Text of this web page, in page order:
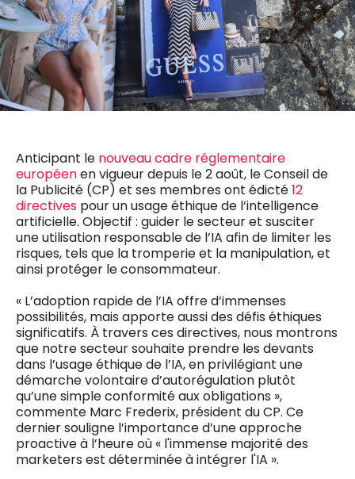
Anticipant le nouveau cadre réglementaire
européenen vigueur depuis le 2 août, le Conseil de
la Publicité (CP) et ses membres ont édicté12
directives pour un usage éthique de l’intelligence
artificielle. Objectif : guider le secteur et susciter
une utilisation responsable de l’IA afin de limiter les
risques, tels que la tromperie et la manipulation, et
ainsi protéger le consommateur.
« L’adoption rapide de l’IA offre d’immenses
possibilités, mais apporte aussi des défis éthiques
significatifs. À travers ces directives, nous montrons
que notre secteur souhaite prendre les devants
dans l’usage éthique de l’IA, en privilégiant une
démarche volontaire d’autorégulation plutôt
qu’une simple conformité aux obligations »,
commente Marc Frederix, président du CP. Ce
dernier souligne l’importance d’une approche
proactive à l’heure où « l'immense majorité des
marketers est déterminée à intégrer l'IA ».
0498 88 64 89
f.bouchar@mm.be
Chief Editor
Griet Byl
0475 97 12 57
g.byl@mm.be
Chief Editor
Damien Lemaire
0477 37 31 65
d.lemaire@mm.be
VALIDER
NOTRE CONTENU DIGITAL :
Daily
Freemium
1 x week
MM Brunch
1 x week
MM Tech
10 x year
MM Best of
Research
10 x year
MM Blue
4 x year
MM Magazine
(digital)
Des questions ?